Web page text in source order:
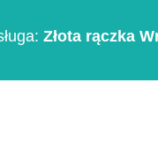
Złota rączka